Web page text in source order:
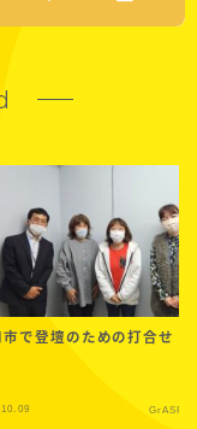
市で登壇のための打合せ
GrASPの